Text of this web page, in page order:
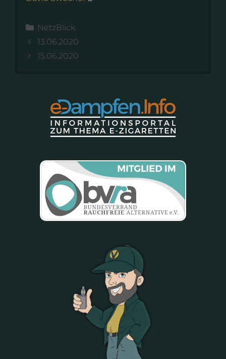
Kategorien
NetzBlick
13.06.2020
15.06.2020